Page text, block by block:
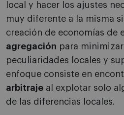
local y hacer los ajustes
muy diferente a la misma
creación de economías de
agregación para
peculiaridades locales y
enfoque consiste en
arbitraje al explotar solo
de las diferencias locales.